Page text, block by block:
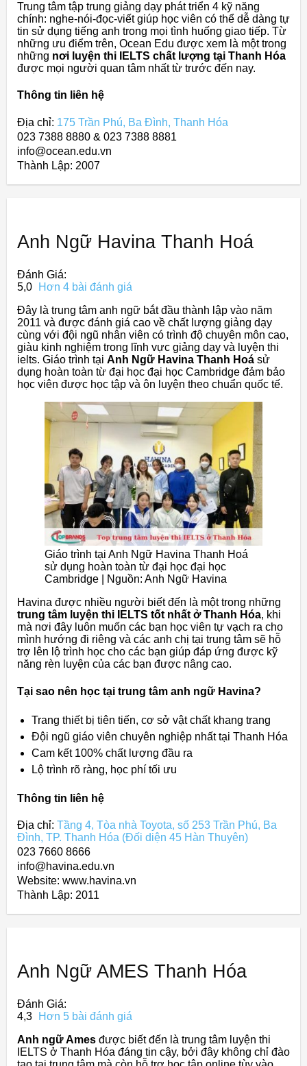
Trung tâm tập trung giảng dạy phát triển 4 kỹ năng
chính: nghe-nói-đọc-viết giúp học viên có thể dễ dàng tự
tin sử dụng tiếng anh trong mọi tình huống giao tiếp. Từ
những ưu điểm trên, Ocean Edu được xem là một trong
những nơi luyện thi IELTS chất lượng tại Thanh Hóa
được mọi người quan tâm nhất từ trước đến nay.
Thông tin liên hệ
Địa chỉ: 175 Trần Phú, Ba Đình, Thanh Hóa
023 7388 8880 & 023 7388 8881
info@ocean.edu.vn
Thành Lập: 2007
Anh Ngữ Havina Thanh Hoá
Đánh Giá:
5,0
Hơn 4 bài đánh giá
Đây là trung tâm anh ngữ bắt đầu thành lập vào năm
2011 và được đánh giá cao về chất lượng giảng dạy
cùng với đội ngũ nhân viên có trình độ chuyên môn cao,
giàu kinh nghiệm trong lĩnh vực giảng dạy và luyện thi
ielts. Giáo trình tại Anh Ngữ Havina Thanh Hoá sử
dụng hoàn toàn từ đại học đại học Cambridge đảm bảo
học viên được học tập và ôn luyện theo chuẩn quốc tế.
Giáo trình tại Anh Ngữ Havina Thanh Hoá
sử dụng hoàn toàn từ đại học đại học
Cambridge | Nguồn: Anh Ngữ Havina
Havina được nhiều người biết đến là một trong những
trung tâm luyện thi IELTS tốt nhất ở Thanh Hóa, khi
mà nơi đây luôn muốn các bạn học viên tự vạch ra cho
mình hướng đi riêng và các anh chị tại trung tâm sẽ hỗ
trợ lên lộ trình học cho các bạn giúp đáp ứng được kỹ
năng rèn luyện của các bạn được nâng cao.
Tại sao nên học tại trung tâm anh ngữ Havina?
Trang thiết bị tiên tiến, cơ sở vật chất khang trang
Đội ngũ giáo viên chuyên nghiệp nhất tại Thanh Hóa
Cam kết 100% chất lượng đầu ra
Lộ trình rõ ràng, học phí tối ưu
Thông tin liên hệ
Địa chỉ: Tầng 4, Tòa nhà Toyota, số 253 Trần Phú, Ba
Đình, TP. Thanh Hóa (Đối diện 45 Hàn Thuyên)
023 7660 8666
info@havina.edu.vn
Website: www.havina.vn
Thành Lập: 2011
Anh Ngữ AMES Thanh Hóa
Đánh Giá:
4,3
Hơn 5 bài đánh giá
Anh ngữ Ames được biết đến là trung tâm luyện thi
IELTS ở Thanh Hóa đáng tin cậy, bởi đây không chỉ đào